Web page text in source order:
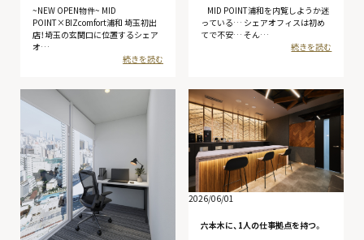
~NEW OPEN物件~ MID
POINT×BIZcomfort浦和 埼玉初出
店！埼玉の玄関口に位置するシェア
オ…
続きを読む
MID POINT浦和を内覧しようか迷
っている… シェアオフィスは初め
てで不安… そん…
続きを読む
2026/06/01
六本木に、1人の仕事拠点を持つ。